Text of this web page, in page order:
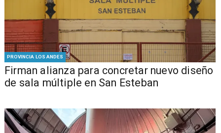
PROVINCIA LOS ANDES
​​Firman alianza para concretar nuevo diseño
de sala múltiple en San Esteban